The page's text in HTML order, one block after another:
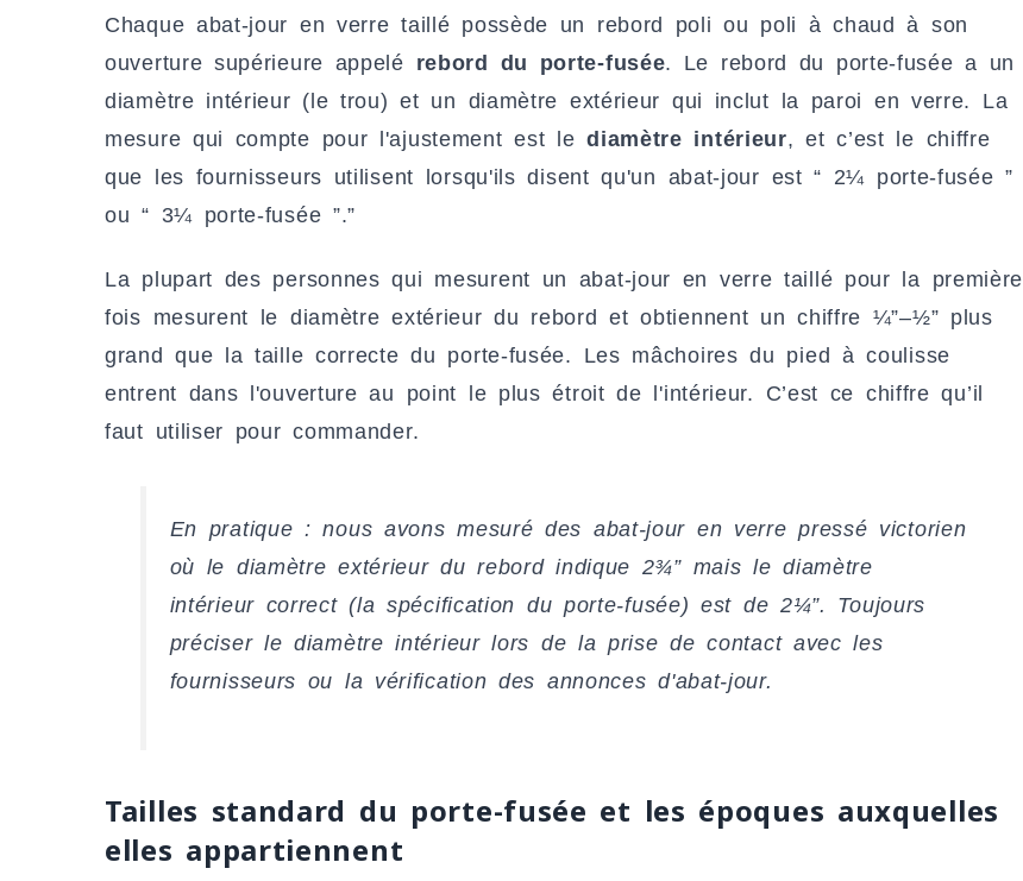
Chaque abat-jour en verre taillé possède un rebord poli ou poli à chaud à son
ouverture supérieure appelé rebord du porte-fusée. Le rebord du porte-fusée a un
diamètre intérieur (le trou) et un diamètre extérieur qui inclut la paroi en verre. La
mesure qui compte pour l'ajustement est lediamètre intérieur, et c’est le chiffre
que les fournisseurs utilisent lorsqu'ils disent qu'un abat-jour est “ 2¼ porte-fusée ”
ou “ 3¼ porte-fusée ”.”
La plupart des personnes qui mesurent un abat-jour en verre taillé pour la première
fois mesurent le diamètre extérieur du rebord et obtiennent un chiffre ¼”–½” plus
grand que la taille correcte du porte-fusée. Les mâchoires du pied à coulisse
entrent dans l'ouverture au point le plus étroit de l'intérieur. C’est ce chiffre qu’il
faut utiliser pour commander.
En pratique : nous avons mesuré des abat-jour en verre pressé victorien
où le diamètre extérieur du rebord indique 2¾” mais le diamètre
intérieur correct (la spécification du porte-fusée) est de 2¼”. Toujours
préciser le diamètre intérieur lors de la prise de contact avec les
fournisseurs ou la vérification des annonces d'abat-jour.
Tailles standard du porte-fusée et les époques auxquelles
elles appartiennent